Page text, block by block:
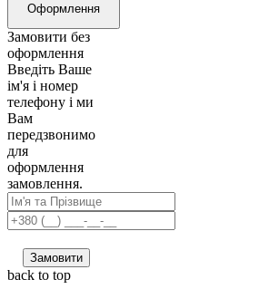
Оформлення
Замовити без
оформлення
Введіть Ваше
ім'я і номер
телефону і ми
Вам
передзвонимо
для
оформлення
замовлення.
Замовити
back to top